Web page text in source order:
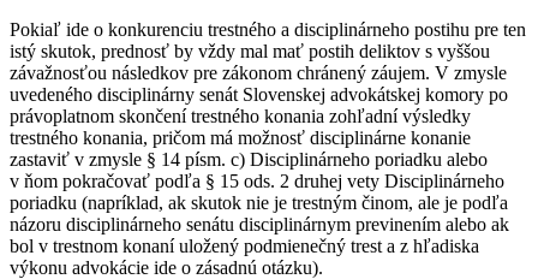
Pokiaľ ide o konkurenciu trestného a disciplinárneho postihu pre ten
istý skutok, prednosť by vždy mal mať postih deliktov s vyššou
závažnosťou následkov pre zákonom chránený záujem. V zmysle
uvedeného disciplinárny senát Slovenskej advokátskej komory po
právoplatnom skončení trestného konania zohľadní výsledky
trestného konania, pričom má možnosť disciplinárne konanie
zastaviť v zmysle § 14 písm. c) Disciplinárneho poriadku alebo
v ňom pokračovať podľa § 15 ods. 2 druhej vety Disciplinárneho
poriadku (napríklad, ak skutok nie je trestným činom, ale je podľa
názoru disciplinárneho senátu disciplinárnym previnením alebo ak
bol v trestnom konaní uložený podmienečný trest a z hľadiska
výkonu advokácie ide o zásadnú otázku).